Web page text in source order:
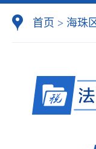
首页 > 海珠